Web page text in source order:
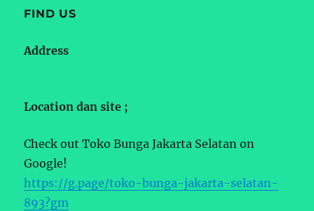
FIND US
Address
Location dan site ;
Check out Toko Bunga Jakarta Selatan on
Google!
https://g.page/toko-bunga-jakarta-selatan-
893?gm